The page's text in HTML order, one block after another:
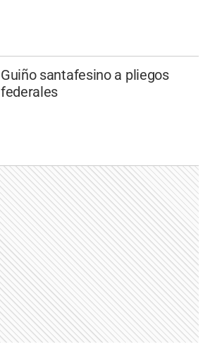
Guiño santafesino a pliegos
federales